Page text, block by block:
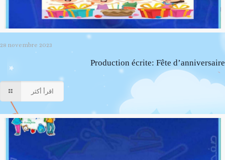
28 novembre 2023
Production écrite: Fête d’anniversaire
اقرأ أكثر